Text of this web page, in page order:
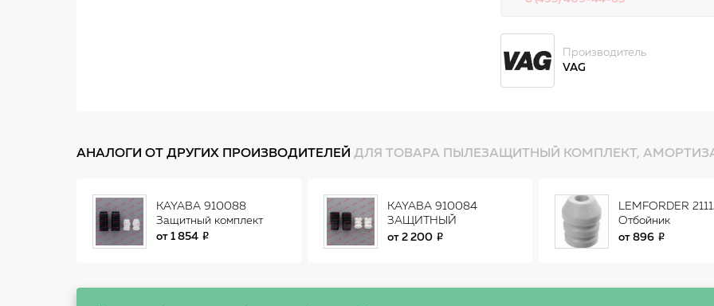
Производитель
VAG
АНАЛОГИ ОТ ДРУГИХ ПРОИЗВОДИТЕЛЕЙ ДЛЯ ТОВАРА ПЫЛЕЗАЩИТНЫЙ КОМПЛЕКТ,
KAYABA 910088
Защитный комплект
от 1 854
KAYABA 910084
ЗАЩИТНЫЙ
КОМПЛЕКТ
от 2 200
LEMFORDER
Отбойник
амортизатора
от 896